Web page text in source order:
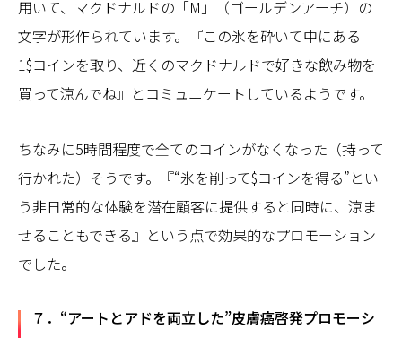
用いて、マクドナルドの「M」（ゴールデンアーチ）の
文字が形作られています。『この氷を砕いて中にある
1$コインを取り、近くのマクドナルドで好きな飲み物を
買って涼んでね』とコミュニケートしているようです。
ちなみに5時間程度で全てのコインがなくなった（持って
行かれた）そうです。『“氷を削って$コインを得る”とい
う非日常的な体験を潜在顧客に提供すると同時に、涼ま
せることもできる』という点で効果的なプロモーション
でした。
７．“アートとアドを両立した”皮膚癌啓発プロモーシ